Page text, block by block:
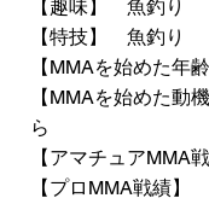
【趣味】 魚釣り
【特技】 魚釣り
【MMAを始めた
【MMAを始めた
ら
【アマチュア
【プロMMA戦績